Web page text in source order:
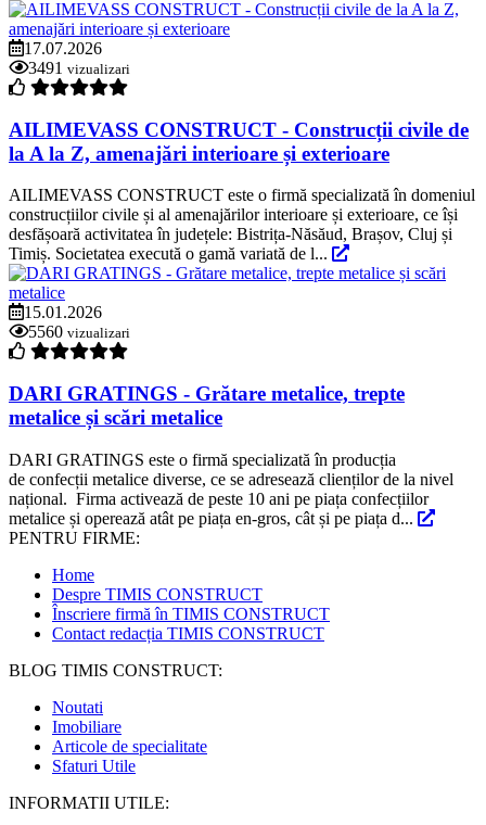
17.07.2026
3491 vizualizari
AILIMEVASS CONSTRUCT - Construcții civile de
la A la Z, amenajări interioare și exterioare
AILIMEVASS CONSTRUCT este o firmă specializată în domeniul
construcțiilor civile și al amenajărilor interioare și exterioare, ce își
desfășoară activitatea în județele: Bistrița-Năsăud, Brașov, Cluj și
Timiș. Societatea execută o gamă variată de l...
15.01.2026
5560 vizualizari
DARI GRATINGS - Grătare metalice, trepte
metalice și scări metalice
DARI GRATINGS este o firmă specializată în producția
de confecții metalice diverse, ce se adresează clienților de la nivel
național. Firma activează de peste 10 ani pe piața confecțiilor
metalice și operează atât pe piața en-gros, cât și pe piața d...
PENTRU FIRME:
Home
Despre TIMIS CONSTRUCT
Înscriere firmă în TIMIS CONSTRUCT
Contact redacția TIMIS CONSTRUCT
BLOG TIMIS CONSTRUCT:
Noutati
Imobiliare
Articole de specialitate
Sfaturi Utile
INFORMATII UTILE: